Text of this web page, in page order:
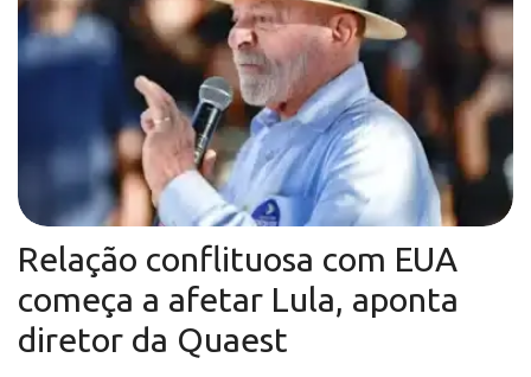
Relação conflituosa com EUA
começa a afetar Lula, aponta
diretor da Quaest